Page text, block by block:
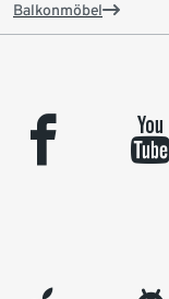
Balkonmöbel
facebook youtube